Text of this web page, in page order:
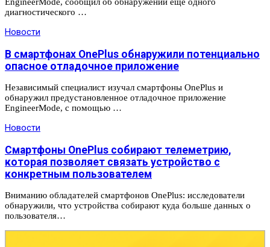
диагностического …
Новости
В смартфонах OnePlus обнаружили потенциально
опасное отладочное приложение
Независимый специалист изучал смартфоны OnePlus и
обнаружил предустановленное отладочное приложение
EngineerMode, с помощью …
Новости
Смартфоны OnePlus собирают телеметрию,
которая позволяет связать устройство с
конкретным пользователем
Вниманию обладателей смартфонов OnePlus: исследователи
обнаружили, что устройства собирают куда больше данных о
пользователя…